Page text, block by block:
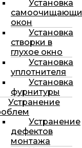
Установка
окон
Установка
створки в
глухое окно
Установка
уплотнителя
Установка
фурнитуры
Устранение
Устранение
дефектов
монтажа